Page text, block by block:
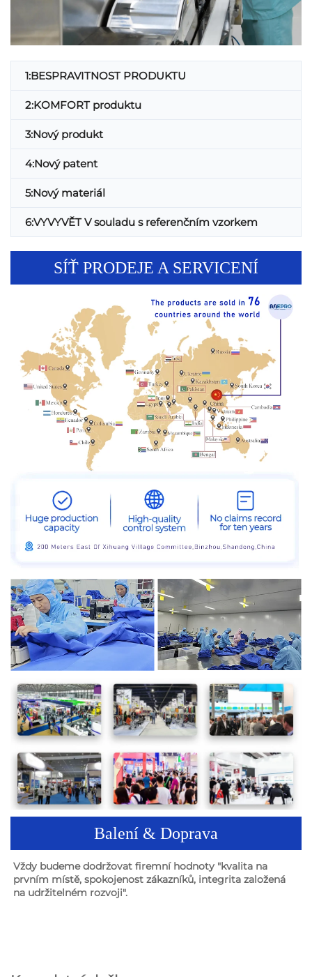
1:BESPRAVITNOST PRODUKTU
2:KOMFORT produktu
3:Nový produkt
4:Nový patent
5:Nový materiál
6:VYVYVĚT V souladu s referenčním vzorkem
SÍŤ PRODEJE A SERVICENÍ
Balení & Doprava
Vždy budeme dodržovat firemní hodnoty "kvalita na
prvním místě, spokojenost zákazníků, integrita založená
na udržitelném rozvoji".